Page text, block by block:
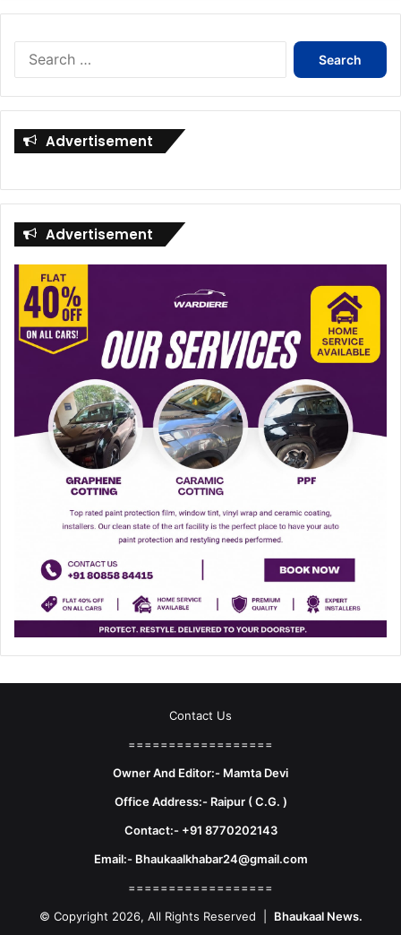
Search
for:
Advertisement
Advertisement
Contact Us
==================
Owner And Editor:- Mamta Devi
Office Address:- Raipur ( C.G. )
Contact:- +91 8770202143
Email:- Bhaukaalkhabar24@gmail.com
==================
© Copyright 2026, All Rights Reserved | Bhaukaal News.